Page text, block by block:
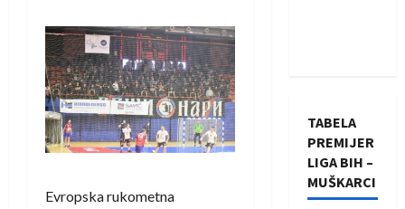
Evropska rukometna
TABELA
PREMIJER
LIGA BIH –
MUŠKARCI